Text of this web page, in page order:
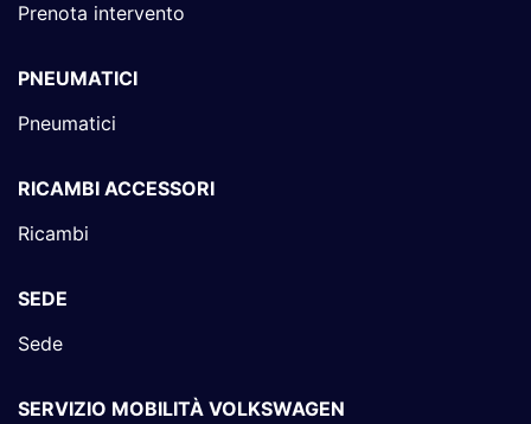
Prenota intervento
PNEUMATICI
Pneumatici
RICAMBI ACCESSORI
Ricambi
SEDE
Sede
SERVIZIO MOBILITÀ VOLKSWAGEN